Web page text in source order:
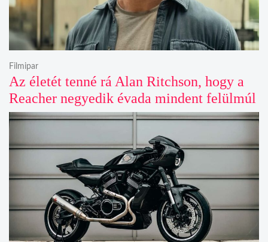
Az életét tenné rá Alan Ritchson, hogy a
Reacher negyedik évada mindent felülmúl
Filmipar